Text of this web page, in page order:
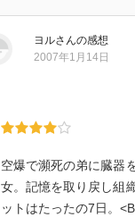
ヨルさんの感想
2007年1月14日
空爆で瀕死の弟に臓器
女。記憶を取り戻し組
ットはたったの7日。